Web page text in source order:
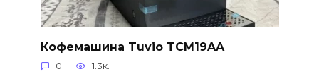
Кофемашина Tuvio TCM19AA
0 1.3к.